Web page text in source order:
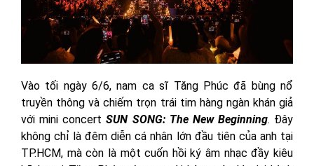
Vào tối ngày 6/6, nam ca sĩ Tăng Phúc đã bùng nổ
truyền thông và chiếm trọn trái tim hàng ngàn khán giả
với mini concertSUN SONG: The New Beginning. Đây
không chỉ là đêm diễn cá nhân lớn đầu tiên của anh tại
TP.HCM, mà còn là một cuốn hồi ký âm nhạc đầy kiêu